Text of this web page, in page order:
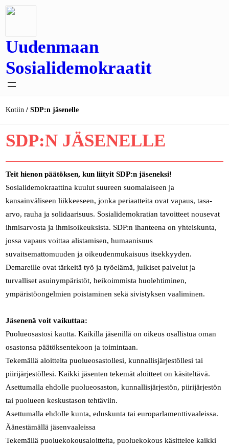
Siirry
Uudenmaan
Sosialidemokraatit
Kotiin SDP:n jäsenelle
SDP:N JÄSENELLE
Teit hienon päätöksen, kun liityit SDP:n jäseneksi!
Sosialidemokraattina kuulut suureen suomalaiseen ja
kansainväliseen liikkeeseen, jonka periaatteita ovat vapaus, tasa-
arvo, rauha ja solidaarisuus. Sosialidemokratian tavoitteet nousevat
ihmisarvosta ja ihmisoikeuksista. SDP:n ihanteena on yhteiskunta,
jossa vapaus voittaa alistamisen, humaanisuus
suvaitsemattomuuden ja oikeudenmukaisuus itsekkyyden.
Demareille ovat tärkeitä työ ja työelämä, julkiset palvelut ja
turvalliset asuinympäristöt, heikoimmista huolehtiminen,
ympäristöongelmien poistaminen sekä sivistyksen vaaliminen.
Jäsenenä voit vaikuttaa:
Puolueosastosi kautta. Kaikilla jäsenillä on oikeus osallistua oman
osastonsa päätöksentekoon ja toimintaan.
Tekemällä aloitteita puolueosastollesi, kunnallisjärjestöllesi tai
piirijärjestöllesi. Kaikki jäsenten tekemät aloitteet on käsiteltävä.
Asettumalla ehdolle puolueosaston, kunnallisjärjestön, piirijärjestön
tai puolueen keskustason tehtäviin.
Asettumalla ehdolle kunta, eduskunta tai europarlamenttivaaleissa.
Äänestämällä jäsenvaaleissa
Tekemällä puoluekokousaloitteita, puoluekokous käsittelee kaikki